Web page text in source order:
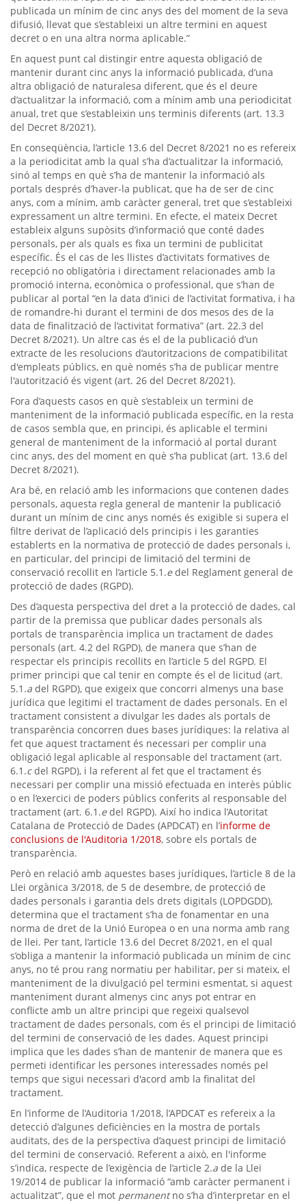
publicada un mínim de cinc anys des del moment de la seva
difusió, llevat que s’estableixi un altre termini en aquest
decret o en una altra norma aplicable.”
En aquest punt cal distingir entre aquesta obligació de
mantenir durant cinc anys la informació publicada, d’una
altra obligació de naturalesa diferent, que és el deure
d’actualitzar la informació, com a mínim amb una periodicitat
anual, tret que s’estableixin uns terminis diferents (art. 13.3
del Decret 8/2021).
En conseqüència, l’article 13.6 del Decret 8/2021 no es refereix
a la periodicitat amb la qual s’ha d’actualitzar la informació,
sinó al temps en què s’ha de mantenir la informació als
portals després d’haver-la publicat, que ha de ser de cinc
anys, com a mínim, amb caràcter general, tret que s’estableixi
expressament un altre termini. En efecte, el mateix Decret
estableix alguns supòsits d’informació que conté dades
personals, per als quals es fixa un termini de publicitat
específic. És el cas de les llistes d’activitats formatives de
recepció no obligatòria i directament relacionades amb la
promoció interna, econòmica o professional, que s’han de
publicar al portal “en la data d’inici de l’activitat formativa, i ha
de romandre-hi durant el termini de dos mesos des de la
data de finalització de l’activitat formativa” (art. 22.3 del
Decret 8/2021). Un altre cas és el de la publicació d’un
extracte de les resolucions d’autoritzacions de compatibilitat
d'empleats públics, en què només s’ha de publicar mentre
l'autorització és vigent (art. 26 del Decret 8/2021).
Fora d’aquests casos en què s’estableix un termini de
manteniment de la informació publicada específic, en la resta
de casos sembla que, en principi, és aplicable el termini
general de manteniment de la informació al portal durant
cinc anys, des del moment en què s’ha publicat (art. 13.6 del
Decret 8/2021).
Ara bé, en relació amb les informacions que contenen dades
personals, aquesta regla general de mantenir la publicació
durant un mínim de cinc anys només és exigible si supera el
filtre derivat de l’aplicació dels principis i les garanties
establerts en la normativa de protecció de dades personals i,
en particular, del principi de limitació del termini de
conservació recollit en l’article 5.1.edel Reglament general de
protecció de dades (RGPD).
Des d’aquesta perspectiva del dret a la protecció de dades, cal
partir de la premissa que publicar dades personals als
portals de transparència implica un tractament de dades
personals (art. 4.2 del RGPD), de manera que s’han de
respectar els principis recollits en l’article 5 del RGPD. El
primer principi que cal tenir en compte és el de licitud (art.
5.1.a del RGPD), que exigeix que concorri almenys una base
jurídica que legitimi el tractament de dades personals. En el
tractament consistent a divulgar les dades als portals de
transparència concorren dues bases jurídiques: la relativa al
fet que aquest tractament és necessari per complir una
obligació legal aplicable al responsable del tractament (art.
6.1.cdel RGPD), i la referent al fet que el tractament és
necessari per complir una missió efectuada en interès públic
o en l’exercici de poders públics conferits al responsable del
tractament (art. 6.1.edel RGPD). Així ho indica l’Autoritat
Catalana de Protecció de Dades (APDCAT) en l’informe de
conclusions de l'Auditoria 1/2018, sobre els portals de
transparència.
Però en relació amb aquestes bases jurídiques, l’article 8 de la
Llei orgànica 3/2018, de 5 de desembre, de protecció de
dades personals i garantia dels drets digitals (LOPDGDD),
determina que el tractament s’ha de fonamentar en una
norma de dret de la Unió Europea o en una norma amb rang
de llei. Per tant, l’article 13.6 del Decret 8/2021, en el qual
s’obliga a mantenir la informació publicada un mínim de cinc
anys, no té prou rang normatiu per habilitar, per si mateix, el
manteniment de la divulgació pel termini esmentat, si aquest
manteniment durant almenys cinc anys pot entrar en
conflicte amb un altre principi que regeixi qualsevol
tractament de dades personals, com és el principi de limitació
del termini de conservació de les dades. Aquest principi
implica que les dades s’han de mantenir de manera que es
permeti identificar les persones interessades només pel
temps que sigui necessari d'acord amb la finalitat del
tractament.
En l’informe de l’Auditoria 1/2018, l’APDCAT es refereix a la
detecció d’algunes deficiències en la mostra de portals
auditats, des de la perspectiva d’aquest principi de limitació
del termini de conservació. Referent a això, en l'informe
s’indica, respecte de l’exigència de l’article 2.a de la Llei
19/2014 de publicar la informació “amb caràcter permanent i
actualitzat”, que el mot permanentno s’ha d’interpretar en el